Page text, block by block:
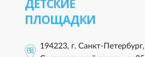
ДЕТСКИЕ
ПЛОЩАДКИ
194223, г. Санкт-Петербург,